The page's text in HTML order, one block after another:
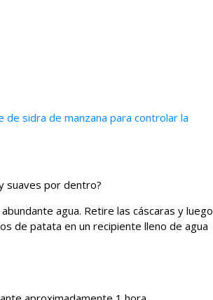
de sidra de manzana para controlar la
suaves por dentro?
agua. Retire las cáscaras y luego
de patata en un recipiente lleno de agua